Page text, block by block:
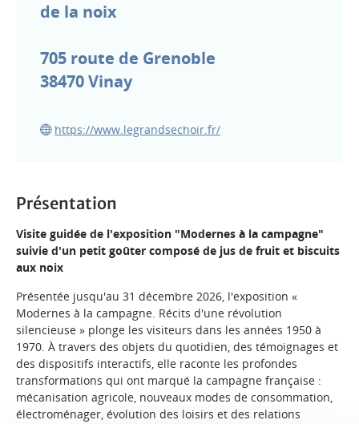
de la noix
705 route de Grenoble
38470Vinay
https://www.legrandsechoir.fr/
Présentation
Visite guidée de l'exposition "Modernes à la campagne"
suivie d'un petit goûter composé de jus de fruit et biscuits
aux noix
Présentée jusqu'au 31 décembre 2026, l'exposition «
Modernes à la campagne. Récits d'une révolution
silencieuse » plonge les visiteurs dans les années 1950 à
1970. À travers des objets du quotidien, des témoignages et
des dispositifs interactifs, elle raconte les profondes
transformations qui ont marqué la campagne française :
mécanisation agricole, nouveaux modes de consommation,
électroménager, évolution des loisirs et des relations